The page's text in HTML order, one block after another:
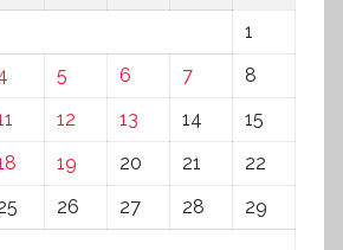
1
5 6 7
8
12 13 14
15
19 20 21
22
26 27 28
29